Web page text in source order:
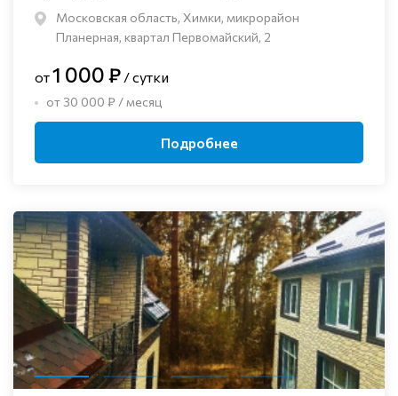
Московская область, Химки, микрорайон
Планерная, квартал Первомайский, 2
от1 000 ₽ / сутки
от 30 000 ₽ / месяц
Подробнее